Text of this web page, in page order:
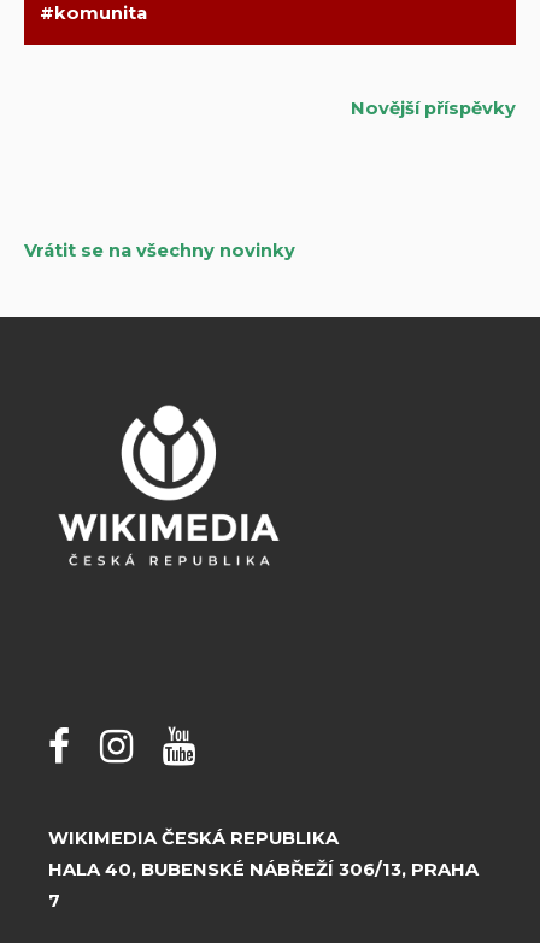
komunita
Novější příspěvky
Vrátit se na všechny novinky
WIKIMEDIA ČESKÁ REPUBLIKA
HALA 40, BUBENSKÉ NÁBŘEŽÍ 306/13, PRAHA
7